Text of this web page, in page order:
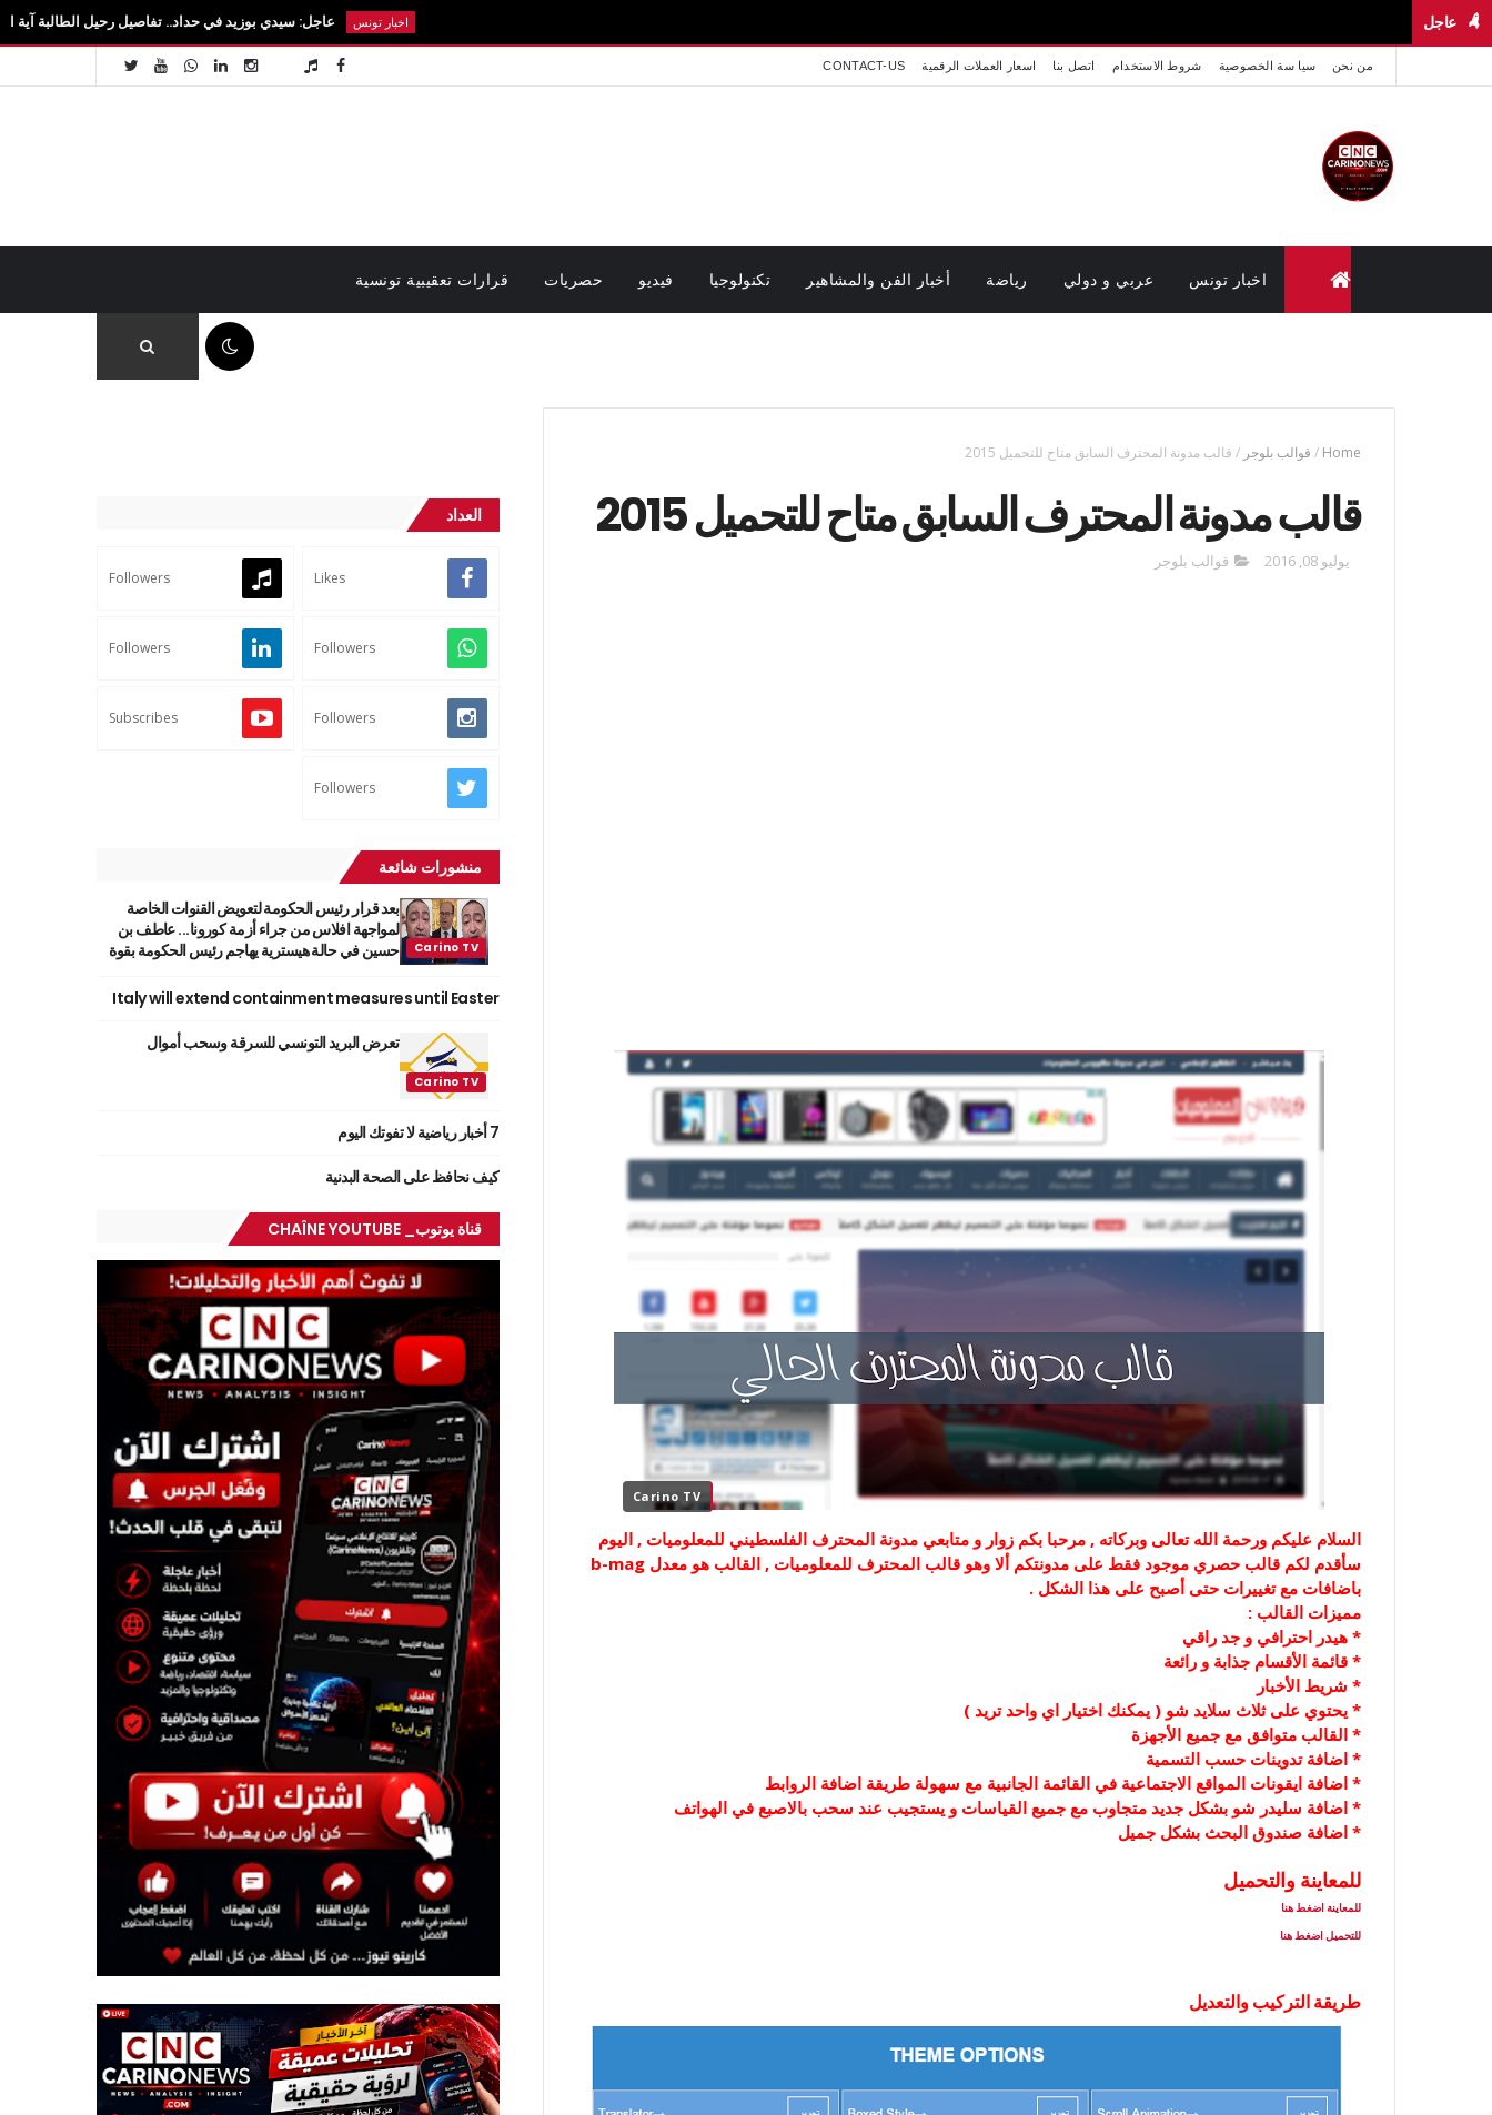
عاجل عاجل: سيدي بوزيد في حداد.. تفاصيل رحيل الطالبة آية الزايدي في
من نحن سيا سة الخصوصية شروط الاستخدام اتصل بنا اسعار العملات الرقمية CONTACT-US
اخبار تونس عربي و دولي رياضة أخبار الفن والمشاهير تكنولوجيا فيديو حصريات قرارات تعقيبية تونسية
Home
/ قوالب بلوجر / قالب مدونة المحترف السابق متاح للتحميل 2015
قالب مدونة المحترف السابق متاح للتحميل 2015
يوليو 08, 2016 قوالب بلوجر
Carino TV
السلام عليكم ورحمة الله تعالى وبركاته , مرحبا بكم زوار و متابعي مدونة المحترف الفلسطيني للمعلوميات , اليوم
سأقدم لكم قالب حصري موجود فقط على مدونتكم ألا وهو قالب المحترف للمعلوميات , القالب هو معدل b-mag
باضافات مع تغييرات حتى أصبح على هذا الشكل .
مميزات القالب :
* هيدر احترافي و جد راقي
* قائمة الأقسام جذابة و رائعة
* شريط الأخبار
* يحتوي على ثلاث سلايد شو ( يمكنك اختيار اي واحد تريد )
* القالب متوافق مع جميع الأجهزة
* اضافة تدوينات حسب التسمية
* اضافة ايقونات المواقع الاجتماعية في القائمة الجانبية مع سهولة طريقة اضافة الروابط
* اضافة سليدر شو بشكل جديد متجاوب مع جميع القياسات و يستجيب عند سحب بالاصبع في الهواتف
* اضافة صندوق البحث بشكل جميل
للمعاينة والتحميل
للمعاينة اضغط هنا
للتحميل اضغط هنا
طريقة التركيب والتعديل
العداد
Likes
Followers
Followers
Followers
Followers
Subscribes
Followers
منشورات شائعة
بعد قرار رئيس الحكومة لتعويض القنوات الخاصة
لمواجهة افلاس من جراء أزمة كورونا... عاطف بن
حسين في حالة هيسترية يهاجم رئيس الحكومة بقوة
Italy will extend containment measures until Easter
تعرض البريد التونسي للسرقة وسحب أموال
7 أخبار رياضية لا تفوتك اليوم
كيف نحافظ على الصحة البدنية
قناة يوتوب_ CHAÎNE YOUTUBE